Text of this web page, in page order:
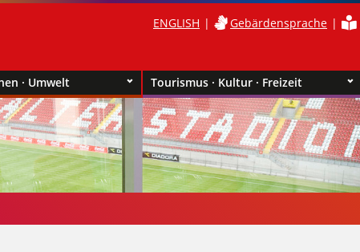
ENGLISH Gebärdensprache
· Umwelt Tourismus · Kultur · Freizeit